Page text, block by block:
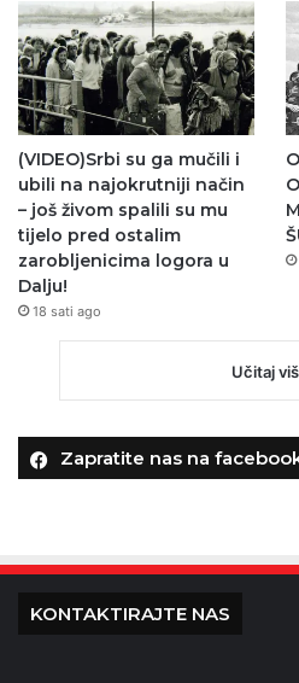
(VIDEO)Srbi su ga mučili i
ubili na najokrutniji način
– još živom spalili su mu
tijelo pred ostalim
zarobljenicima logora u
Dalju!
18 sati ago
Učitaj
Zapratite nas na
KONTAKTIRAJTE NAS